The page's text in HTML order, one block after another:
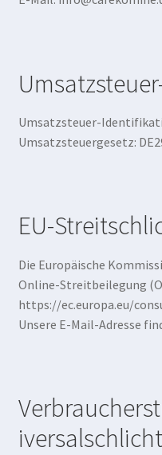
Umsatzsteuer-
Umsatzsteuergesetz:
EU-
Die Europäische
Online-Streitbeilegung
https://ec.europa.eu/
Unsere E-Mail-Adresse